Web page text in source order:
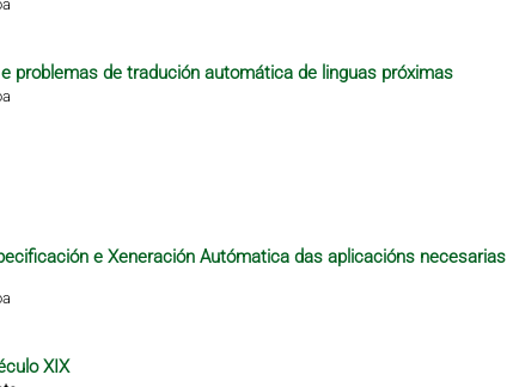
problemas de tradución automática de linguas próximas
e Xeneración Autómatica das aplicacións
XIX